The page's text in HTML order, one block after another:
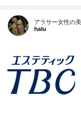
アラサー女性の
halu